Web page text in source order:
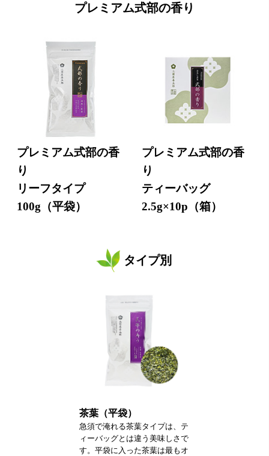
プレミアム式部の香り
プレミアム式部の香
り
リーフタイプ
100g（平袋）
プレミアム式部の香
り
ティーバッグ
2.5g×10p（箱）
タイプ別
茶葉（平袋）
急須で淹れる茶葉タイプは、テ
ィーバッグとは違う美味しさで
す。平袋に入った茶葉は最もオ